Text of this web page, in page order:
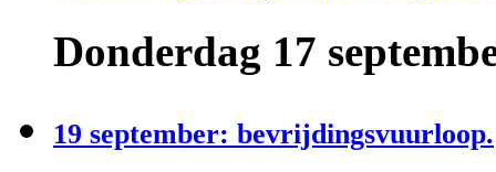
Donderdag 17
19 september: bevrijdingsvuurloop.